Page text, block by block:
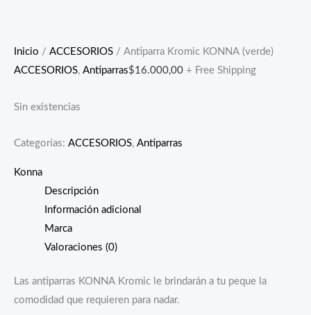
Inicio / ACCESORIOS / Antiparra Kromic KONNA (verde)
ACCESORIOS, Antiparras$16.000,00 + Free Shipping
Sin existencias
Categorías: ACCESORIOS, Antiparras
Konna
Descripción
Información adicional
Marca
Valoraciones (0)
Las antiparras KONNA Kromic le brindarán a tu peque la
comodidad que requieren para nadar.